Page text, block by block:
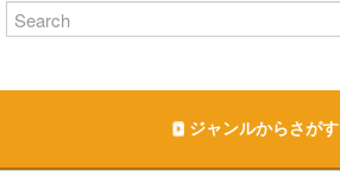
ジャンルからさがす